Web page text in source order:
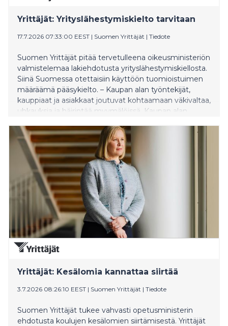
Yrittäjät: Yrityslähestymiskielto tarvitaan
17.7.2026 07:33:00 EEST | Suomen Yrittäjät | Tiedote
Suomen Yrittäjät pitää tervetulleena oikeusministeriön
valmistelemaa lakiehdotusta yrityslähestymiskiellosta.
Siinä Suomessa otettaisiin käyttöön tuomioistuimen
määräämä pääsykielto. – Kaupan alan työntekijät,
kauppiaat ja asiakkaat joutuvat kohtaamaan väkivaltaa,
uhkauksia ja häirintää myymälöissä. Kaupan alan
henkilökuntaansa toistuvalta ja vakavalta häirinnältä,
Yrittäjien lainsäädäntöasioiden päällikkö Tiina
Toivonen sanoo.
Yrittäjät: Kesälomia kannattaa siirtää
3.7.2026 08:26:10 EEST | Suomen Yrittäjät | Tiedote
Suomen Yrittäjät tukee vahvasti opetusministerin
ehdotusta koulujen kesälomien siirtämisestä. Yrittäjät